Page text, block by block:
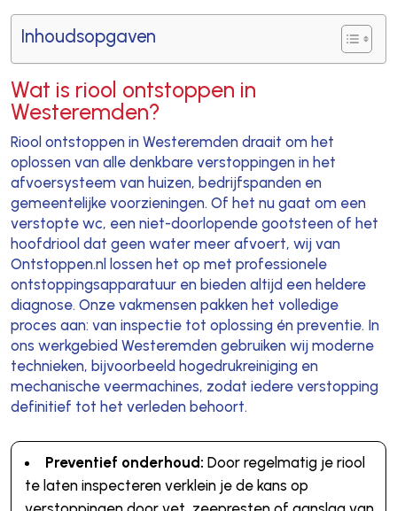
Inhoudsopgaven
Wat is riool ontstoppen in
Westeremden?
Riool ontstoppen in Westeremden draait om het
oplossen van alle denkbare verstoppingen in het
afvoersysteem van huizen, bedrijfspanden en
gemeentelijke voorzieningen. Of het nu gaat om een
verstopte wc, een niet-doorlopende gootsteen of het
hoofdriool dat geen water meer afvoert, wij van
Ontstoppen.nl lossen het op met professionele
ontstoppingsapparatuur en bieden altijd een heldere
diagnose. Onze vakmensen pakken het volledige
proces aan: van inspectie tot oplossing én preventie. In
ons werkgebied Westeremden gebruiken wij moderne
technieken, bijvoorbeeld hogedrukreiniging en
mechanische veermachines, zodat iedere verstopping
definitief tot het verleden behoort.
Preventief onderhoud: Door regelmatig je riool
te laten inspecteren verklein je de kans op